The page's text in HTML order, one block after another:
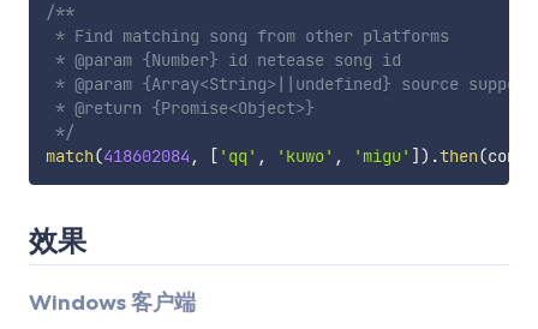
/**
* Find matching song from other platforms
* @param {Number} id netease song id
* @param {Array<String>||undefined} source
* @return {Promise<Object>}
*/
match(418602084 , [ 'qq' , 'kuwo' , 'migu' ] ) .then(
效果
Windows 客户端